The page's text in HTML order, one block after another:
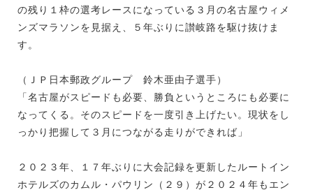
の残り１枠の選考レースになっている３月の名古屋ウィメ
ンズマラソンを見据え、５年ぶりに讃岐路を駆け抜けま
す。
（ＪＰ日本郵政グループ 鈴木亜由子選手）
「名古屋がスピードも必要、勝負というところにも必要に
なってくる。そのスピードを一度引き上げたい。現状をし
っかり把握して３月につながる走りができれば」
２０２３年、１７年ぶりに大会記録を更新したルートイン
ホテルズのカムル・パウリン（２９）が２０２４年もエン